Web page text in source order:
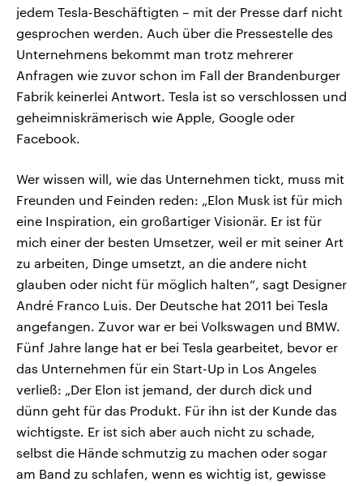
jedem Tesla-Beschäftigten – mit der Presse darf nicht
gesprochen werden. Auch über die Pressestelle des
Unternehmens bekommt man trotz mehrerer
Anfragen wie zuvor schon im Fall der Brandenburger
Fabrik keinerlei Antwort. Tesla ist so verschlossen und
geheimniskrämerisch wie Apple, Google oder
Facebook.
Wer wissen will, wie das Unternehmen tickt, muss mit
Freunden und Feinden reden: „Elon Musk ist für mich
eine Inspiration, ein großartiger Visionär. Er ist für
mich einer der besten Umsetzer, weil er mit seiner Art
zu arbeiten, Dinge umsetzt, an die andere nicht
glauben oder nicht für möglich halten“, sagt Designer
André Franco Luis. Der Deutsche hat 2011 bei Tesla
angefangen. Zuvor war er bei Volkswagen und BMW.
Fünf Jahre lange hat er bei Tesla gearbeitet, bevor er
das Unternehmen für ein Start-Up in Los Angeles
verließ: „Der Elon ist jemand, der durch dick und
dünn geht für das Produkt. Für ihn ist der Kunde das
wichtigste. Er ist sich aber auch nicht zu schade,
selbst die Hände schmutzig zu machen oder sogar
am Band zu schlafen, wenn es wichtig ist, gewisse